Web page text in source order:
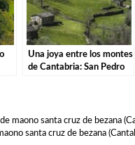
Una joya entre los montes
de Cantabria: San Pedro
maono santa cruz de bezana
santa cruz de bezana